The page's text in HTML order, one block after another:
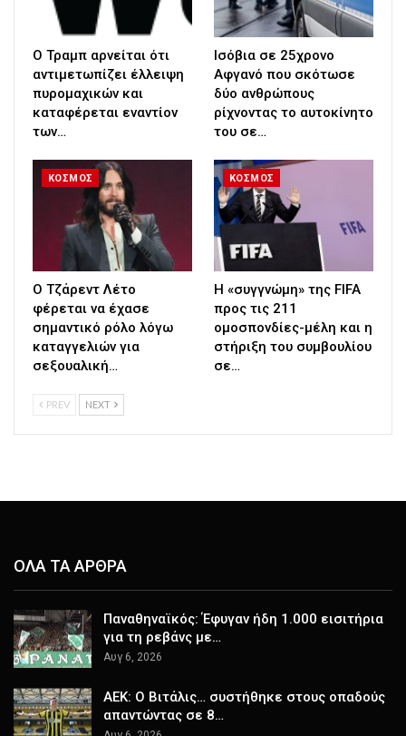
Ο Τραμπ αρνείται ότι
αντιμετωπίζει έλλειψη
πυρομαχικών και
καταφέρεται εναντίον
των…
Ισόβια σε 25χρονο
Αφγανό που σκότωσε
δύο ανθρώπους
ρίχνοντας το αυτοκίνητο
του σε…
ΚΟΣΜΟΣ
Ο Τζάρεντ Λέτο
φέρεται να έχασε
σημαντικό ρόλο λόγω
καταγγελιών για
σεξουαλική…
ΚΟΣΜΟΣ
Η «συγγνώμη» της FIFA
προς τις 211
ομοσπονδίες-μέλη και η
στήριξη του συμβουλίου
σε…
PREV NEXT
ΟΛΑ ΤΑ ΑΡΘΡΑ
Παναθηναϊκός: Έφυγαν ήδη 1.000 εισιτήρια
για τη ρεβάνς με…
Αυγ 6, 2026
ΑΕΚ: Ο Βιτάλις… συστήθηκε στους οπαδούς
απαντώντας σε 8…